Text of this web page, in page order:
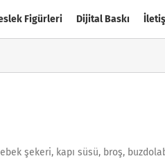
Figürleri Dijital Baskı
şekeri, kapı süsü, broş,